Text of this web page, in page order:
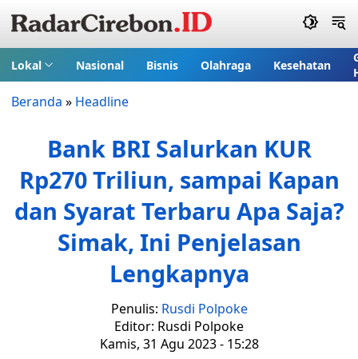
Lokal Nasional Bisnis Olahraga Kesehatan
Beranda » Headline
Bank BRI Salurkan KUR
Rp270 Triliun, sampai Kapan
dan Syarat Terbaru Apa Saja?
Simak, Ini Penjelasan
Lengkapnya
Penulis: Rusdi Polpoke
Editor: Rusdi Polpoke
Kamis, 31 Agu 2023 - 15:28